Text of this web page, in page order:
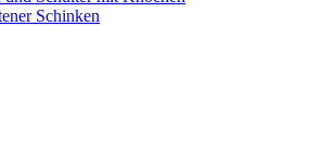
Schinken